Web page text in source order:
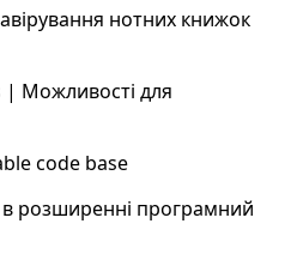
нотних книжок
Можливості для
code base
розширенні програмний